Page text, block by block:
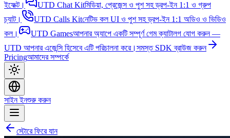
ইফেক্ট।
UTD Chat Kitমিডিয়া, প্রেজেন্স ও পুশ সহ ড্রপ-ইন 1:1 ও গ্রুপ
চ্যাট।
UTD Calls Kitনেটিভ কল UI ও পুশ সহ ড্রপ-ইন 1:1 অডিও ও ভিডিও
কল।
UTD Gamesআপনার অ্যাপে একটি সম্পূর্ণ গেম ক্যাটালগ যোগ করুন —
UTD আপনার এজেন্সি হিসেবে এটি পরিচালনা করে। সমস্ত SDK ব্রাউজ করুন
Pricingআমাদের সম্পর্কে
সাইন ইনশুরু করুন
স্টোরে ফিরে যান